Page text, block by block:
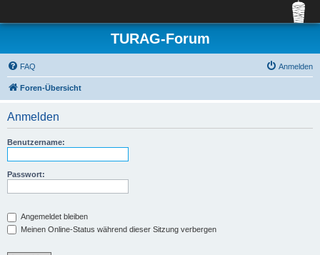
TURAG-Forum
FAQ Anmelden
Foren-Übersicht
Anmelden
Benutzername:
Passwort:
Angemeldet bleiben
Meinen Online-Status während dieser Sitzung verbergen